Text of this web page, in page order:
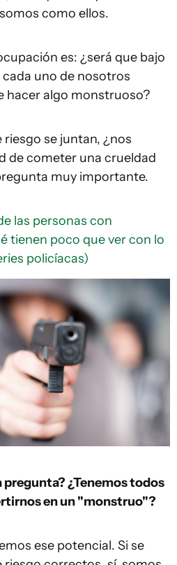
como ellos.
es: ¿será que bajo
uno de nosotros
hacer algo monstruoso?
se juntan, ¿nos
de cometer una crueldad
muy importante.
las personas con
tienen poco que ver con lo
policíacas)
pregunta? ¿Tenemos todos
en un "monstruo"?
ese potencial. Si se